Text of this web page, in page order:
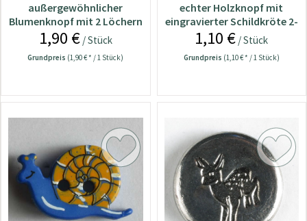
außergewöhnlicher
Blumenknopf mit 2 Löchern
- Größe: 34mm
1,90 €/ Stück
Grundpreis (1,90 € * / 1 Stück)
echter Holzknopf mit
eingravierter Schildkröte 2-
Loch - Größ
1,10 € / Stück
Grundpreis (1,10 € * / 1 Stück)